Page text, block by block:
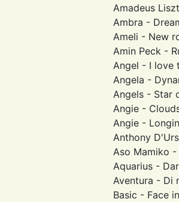
Amadeus
Ambra -
Ameli - New
Amin Peck -
Angel - I love
Angela -
Angels - Star
Angie -
Angie -
Anthony
Aso Mamiko
Aquarius -
Aventura - Di
Basic - Face